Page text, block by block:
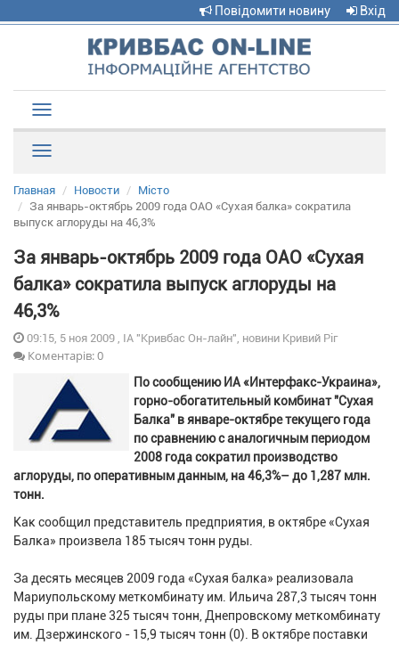
Повідомити новину Вхід
navigation
Главная Новости
Місто
За январь-октябрь 2009 года ОАО «Сухая балка» сократила
выпуск аглоруды на 46,3%
За январь-октябрь 2009 года ОАО «Сухая
балка» сократила выпуск аглоруды на
46,3%
09:15, 5 ноя 2009 , ІА "Кривбас Он-лайн", новини Кривий Ріг
Коментарів: 0
По сообщению ИА «Интерфакс-Украина»,
горно-обогатительный комбинат "Сухая
Балка" в январе-октябре текущего года
по сравнению с аналогичным периодом
2008 года сократил производство
аглоруды, по оперативным данным, на 46,3%– до 1,287 млн.
тонн.
Как сообщил представитель предприятия, в октябре «Сухая
Балка» произвела 185 тысяч тонн руды.
За десять месяцев 2009 года «Сухая балка» реализовала
Мариупольскому меткомбинату им. Ильича 287,3 тысяч тонн
руды при плане 325 тысяч тонн, Днепровскому меткомбинату
им. Дзержинского - 15,9 тысяч тонн (0). В октябре поставки